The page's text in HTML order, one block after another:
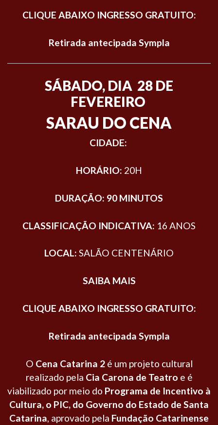
CLIQUE ABAIXO INGRESSO GRATUITO:
Retirada antecipada Sympla
SÁBADO, DIA 28 DE
FEVEREIRO
SARAU DO CENA
CIDADE:
HORÁRIO: 20H
DURAÇÃO: 90 MINUTOS
CLASSIFICAÇÃO INDICATIVA: 16 ANOS
LOCAL: SALÃO CENTENÁRIO
SAIBA MAIS
CLIQUE ABAIXO INGRESSO GRATUITO:
Retirada antecipada Sympla
O Cena Catarina 2é um projeto cultural
realizado pela Cia Carona de Teatro e é
viabilizado por meio do Programa de Incentivo à
Cultura, o PIC, do Governo do Estado de Santa
Catarina , aprovado pela Fundação Catarinense